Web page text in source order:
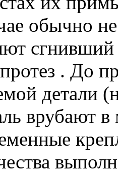
обычно
. До
детали
врубают